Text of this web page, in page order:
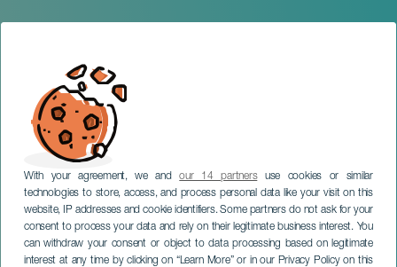
With your agreement, we andour 14 partnersuse cookies or similar
technologies to store, access, and process personal data like your visit on this
website, IP addresses and cookie identifiers. Some partners do not ask for your
consent to process your data and rely on their legitimate business interest. You
can withdraw your consent or object to data processing based on legitimate
interest at any time by clicking on “Learn More” or in our Privacy Policy on this
TENERIFE